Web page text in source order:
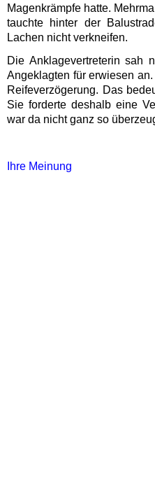
Magenkrämpfe hatte.
tauchte hinter der
Lachen nicht verkneifen.
Die Anklagevertreterin sah
Angeklagten für erwiesen
Reifeverzögerung. Das
Sie forderte deshalb eine
war da nicht ganz so
Ihre Meinung